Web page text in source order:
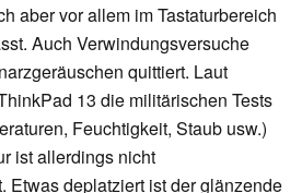
aber vor allem im Tastaturbereich
Auch Verwindungsversuche
quittiert. Laut
13 die militärischen Tests
Feuchtigkeit, Staub usw.)
ist allerdings nicht
Etwas deplatziert ist der glänzende